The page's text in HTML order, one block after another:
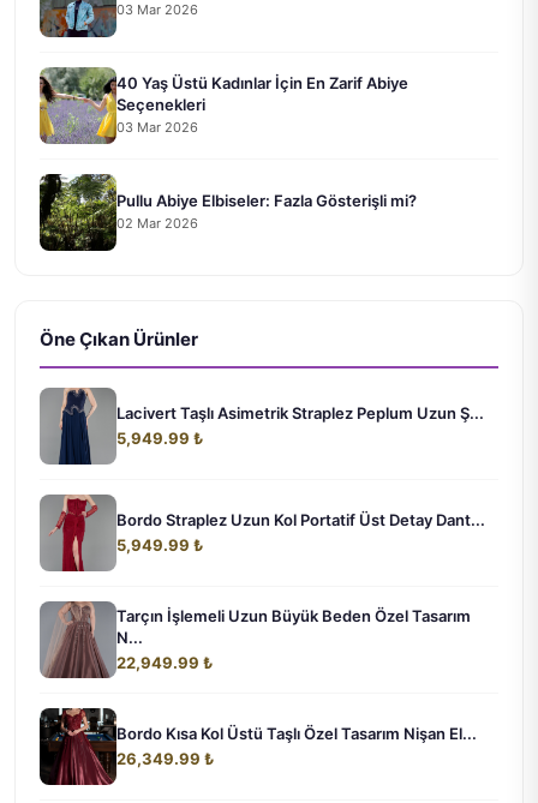
03 Mar 2026
40 Yaş Üstü Kadınlar İçin En Zarif Abiye
Seçenekleri
03 Mar 2026
Pullu Abiye Elbiseler: Fazla Gösterişli mi?
02 Mar 2026
Öne Çıkan Ürünler
Lacivert Taşlı Asimetrik Straplez Peplum Uzun Ş...
5,949.99 ₺
Bordo Straplez Uzun Kol Portatif Üst Detay Dant...
5,949.99 ₺
Tarçın İşlemeli Uzun Büyük Beden Özel Tasarım
N...
22,949.99 ₺
Bordo Kısa Kol Üstü Taşlı Özel Tasarım Nişan El...
26,349.99 ₺